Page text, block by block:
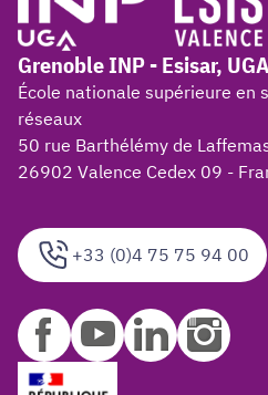
+33 (0)4 75 75 94 00
Grenoble INP - Esisar, UGA
École nationale supérieure en
réseaux
50 rue Barthélémy de
26902 Valence Cedex 09 -